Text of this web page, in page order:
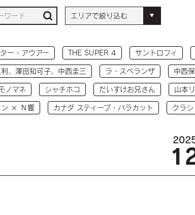
ー・アウアー THE SUPER 4 サントロフィ
、澤田知可子、中西圭三 ラ・スペランザ 中西
ノマネ シャチホコ だいすけお兄さん 山本
ン × Ｎ響 カナダ スティーブ・バラカット クラシ